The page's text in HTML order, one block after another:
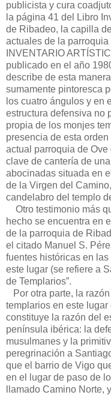
publicista y cura
la página 41 del Libro
de Ribadeo, la capilla
actuales de la parroquia
INVENTARIO
publicado en el año
describe de esta
sumamente pintoresca
los cuatro ángulos y en
estructura defensiva no
propia de los monjes
presencia de esta
actual parroquia de
clave de cantería de
abocinadas situada en
de la Virgen del
candelabro del templo
Otro testimonio más
hecho se encuentra en
de la parroquia de
el citado Manuel S.
fuentes históricas en
este lugar (se refiere a
de Templarios”.
Por otra parte, la
templarios en este
constituye la razón del
península ibérica: la
musulmanes y la
peregrinación a
que el barrio de Vigo
en el lugar de paso de
llamado Camino Norte,